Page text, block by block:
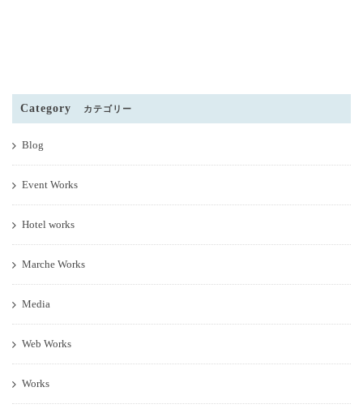
Category カテゴリー
Blog
Event Works
Hotel works
Marche Works
Media
Web Works
Works